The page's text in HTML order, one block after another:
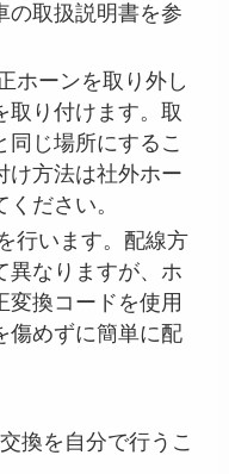
の取扱説明書を参
ホーンを取り外し
取り付けます。取
同じ場所にするこ
け方法は社外ホー
ださい。
行います。配線方
異なりますが、ホ
変換コードを使用
傷めずに簡単に配
換を自分で行うこ